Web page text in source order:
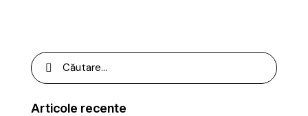
Caută
după:
Articole recente